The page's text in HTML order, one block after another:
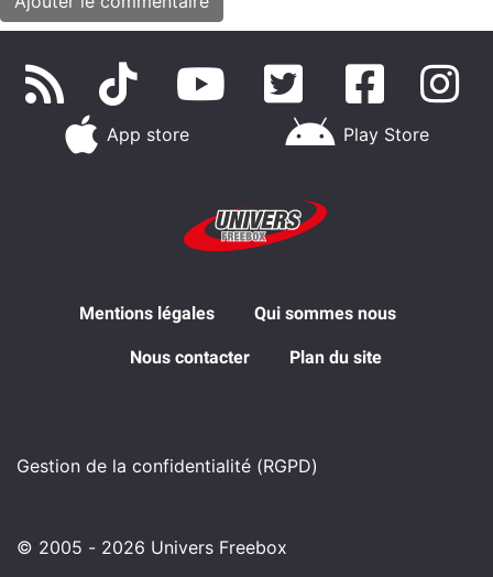
App store Play Store
Mentions légales Qui sommes nous
Nous contacter Plan du site
Gestion de la confidentialité (RGPD)
© 2005 - 2026 Univers Freebox